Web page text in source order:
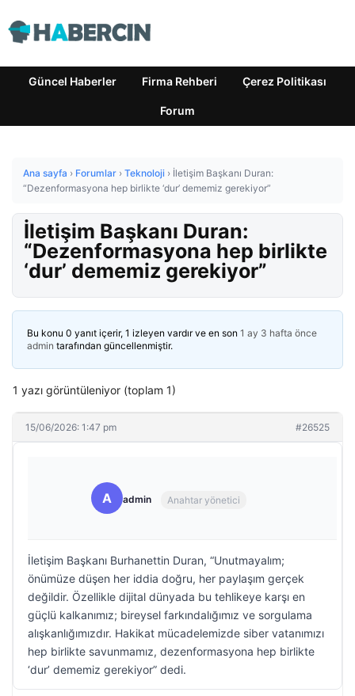
Güncel Haberler Firma Rehberi Çerez Politikası
Forum
Ana sayfa › Forumlar › Teknoloji › İletişim Başkanı Duran:
“Dezenformasyona hep birlikte ‘dur’ dememiz gerekiyor”
İletişim Başkanı Duran:
“Dezenformasyona hep birlikte
‘dur’ dememiz gerekiyor”
Bu konu 0 yanıt içerir, 1 izleyen vardır ve en son 1 ay 3 hafta önce
admin tarafından güncellenmiştir.
1 yazı görüntüleniyor (toplam 1)
15/06/2026: 1:47 pm #26525
A admin Anahtar yönetici
İletişim Başkanı Burhanettin Duran, “Unutmayalım;
önümüze düşen her iddia doğru, her paylaşım gerçek
değildir. Özellikle dijital dünyada bu tehlikeye karşı en
güçlü kalkanımız; bireysel farkındalığımız ve sorgulama
alışkanlığımızdır. Hakikat mücadelemizde siber vatanımızı
hep birlikte savunmamız, dezenformasyona hep birlikte
‘dur’ dememiz gerekiyor” dedi.